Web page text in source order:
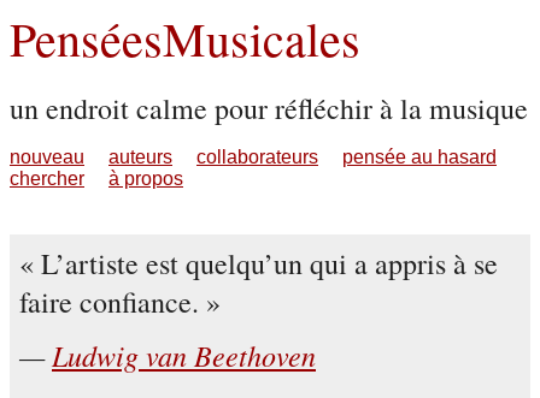
PenséesMusicales
un endroit calme pour réfléchir à la musique
nouveau auteurs collaborateurs
pensée au hasard
chercher
à propos
L’artiste est quelqu’un qui a appris à se
faire confiance.
Ludwig van Beethoven